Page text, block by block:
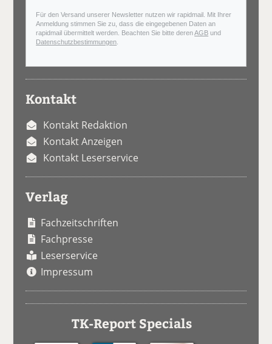
Für den Versand unserer Newsletter nutzen wir rapidmail. Mit Ihrer
Anmeldung stimmen Sie zu, dass die eingegebenen Daten an
rapidmail übermittelt werden. Beachten Sie bitte derenAGB und
Datenschutzbestimmungen
Kontakt
Kontakt Redaktion
Kontakt Anzeigen
Kontakt Leserservice
Verlag
Fachzeitschriften
Fachpresse
Leserservice
Impressum
TK-Report Specials